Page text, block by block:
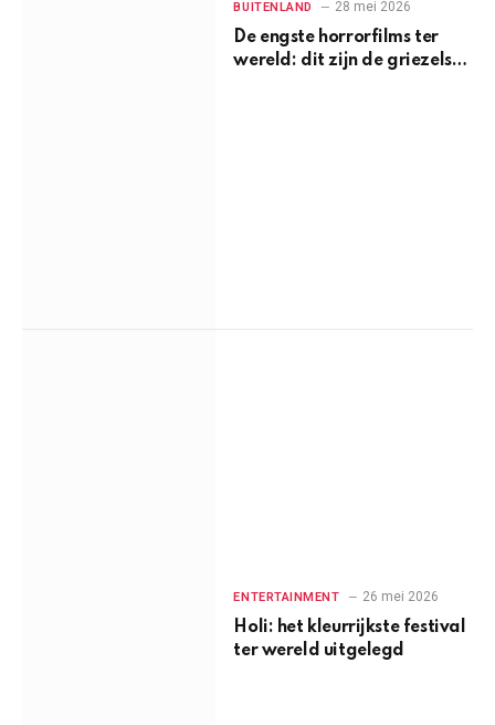
BUITENLAND 28 mei 2026
De engste horrorfilms ter
wereld: dit zijn de griezels
ENTERTAINMENT 26 mei 2026
Holi: het kleurrijkste festival
ter wereld uitgelegd